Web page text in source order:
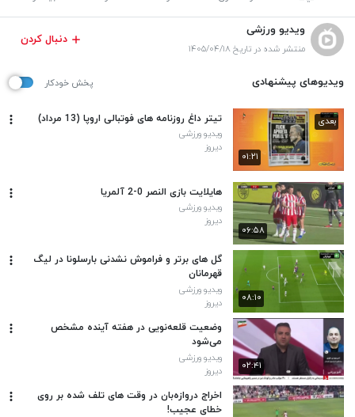
ویدیو ورزشی
منتشر شده در تاریخ ۱۴۰۵/۰۴/۱۸
دنبال کردن
ویدیوهای پیشنهادی پخش خودکار
۰۱:۲۱
بعدی تیتر داغ روزنامه های فوتبالی اروپا (13 مرداد)
ویدیو ورزشی
دیروز
۰۶:۵۸
هایلایت بازی النصر 0-2 آلمریا
ویدیو ورزشی
دیروز
۰۸:۱۰
گل های برتر و فراموش نشدنی بارسلونا در لیگ
قهرمانان
ویدیو ورزشی
دیروز
۰۲:۴۱
وضعیت قلعه‌نویی در هفته آینده مشخص
می‌شود
ویدیو ورزشی
دیروز
اخراج دروازه‌بان در وقت های تلف شده بر روی
خطای عجیب!